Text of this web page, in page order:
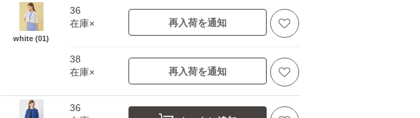
white (01)
36
在庫×
再入荷を通知
38
在庫×
再入荷を通知
36